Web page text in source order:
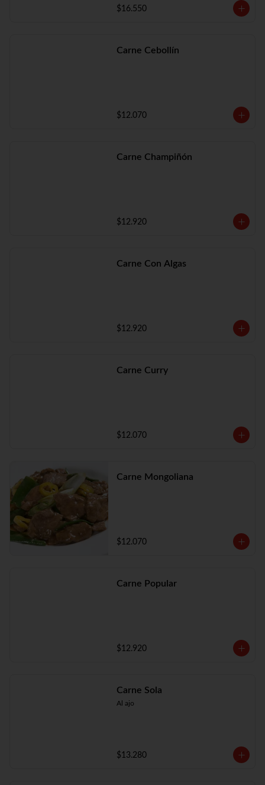
$16.550
Carne Cebollín
$12.070
Carne Champiñón
$12.920
Carne Con Algas
$12.920
Carne Curry
$12.070
Carne Mongoliana
$12.070
Carne Popular
$12.920
Carne Sola
Al ajo
$13.280